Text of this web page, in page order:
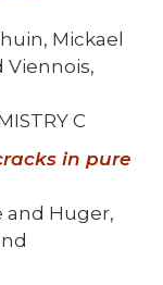
Mickael
Viennois,
C
in pure
and Huger,